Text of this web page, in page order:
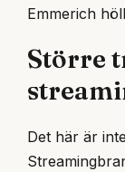
Emmerich
Större
Det här är